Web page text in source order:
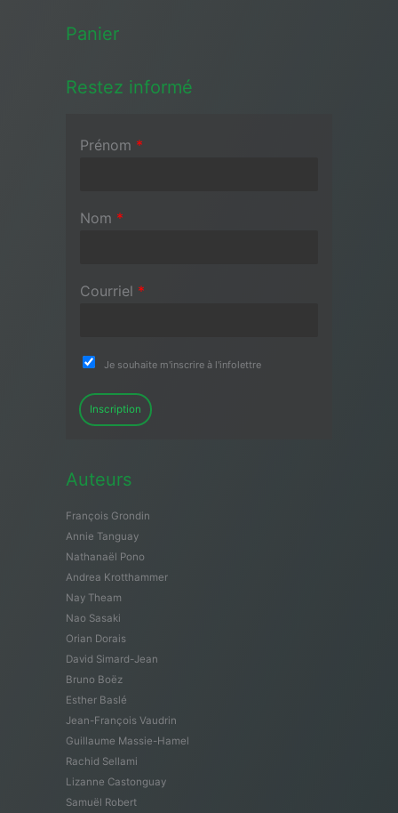
Panier
Restez informé
Prénom *
Nom *
Courriel *
Je souhaite m'inscrire à l'infolettre
Inscription
Auteurs
François Grondin
Annie Tanguay
Nathanaël Pono
Andrea Krotthammer
Nay Theam
Nao Sasaki
Orian Dorais
David Simard-Jean
Bruno Boëz
Esther Baslé
Jean-François Vaudrin
Guillaume Massie-Hamel
Rachid Sellami
Lizanne Castonguay
Samuël Robert